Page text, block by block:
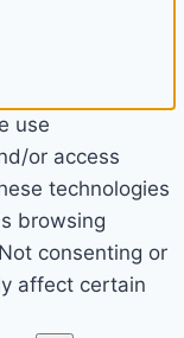
use
or access
technologies
browsing
consenting or
affect certain